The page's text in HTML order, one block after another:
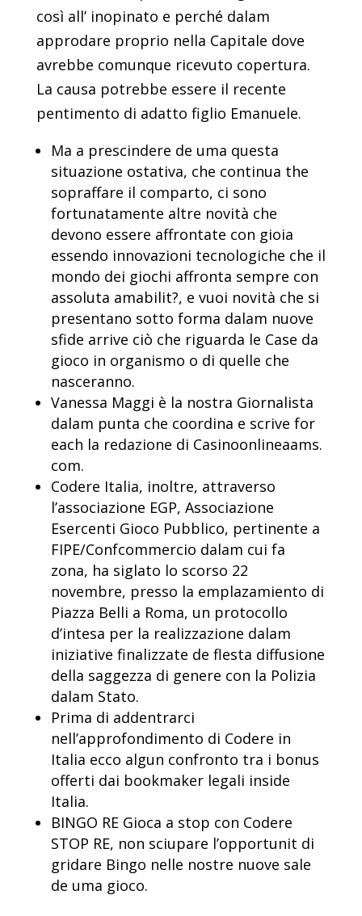
così all’ inopinato e perché dalam
approdare proprio nella Capitale dove
avrebbe comunque ricevuto copertura.
La causa potrebbe essere il recente
pentimento di adatto figlio Emanuele.
Ma a prescindere de uma questa
situazione ostativa, che continua the
sopraffare il comparto, ci sono
fortunatamente altre novità che
devono essere affrontate con gioia
essendo innovazioni tecnologiche che il
mondo dei giochi affronta sempre con
assoluta amabilit?, e vuoi novità che si
presentano sotto forma dalam nuove
sfide arrive ciò che riguarda le Case da
gioco in organismo o di quelle che
nasceranno.
Vanessa Maggi è la nostra Giornalista
dalam punta che coordina e scrive for
each la redazione di Casinoonlineaams.
com.
Codere Italia, inoltre, attraverso
l’associazione EGP, Associazione
Esercenti Gioco Pubblico, pertinente a
FIPE/Confcommercio dalam cui fa
zona, ha siglato lo scorso 22
novembre, presso la emplazamiento di
Piazza Belli a Roma, un protocollo
d’intesa per la realizzazione dalam
iniziative finalizzate de flesta diffusione
della saggezza di genere con la Polizia
dalam Stato.
Prima di addentrarci
nell’approfondimento di Codere in
Italia ecco algun confronto tra i bonus
offerti dai bookmaker legali inside
Italia.
BINGO RE Gioca a stop con Codere
STOP RE, non sciupare l’opportunit di
gridare Bingo nelle nostre nuove sale
de uma gioco.